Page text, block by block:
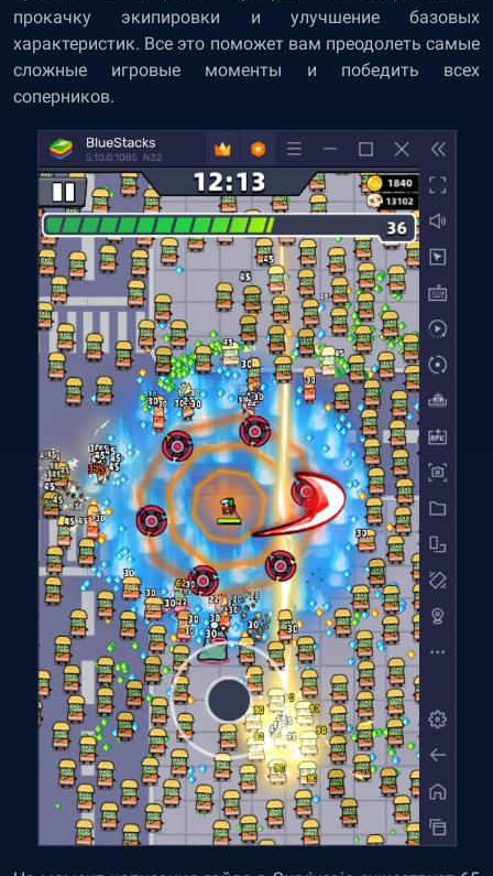
прокачку экипировки и улучшение базовых
характеристик. Все это поможет вам преодолеть самые
сложные игровые моменты и победить всех
соперников.